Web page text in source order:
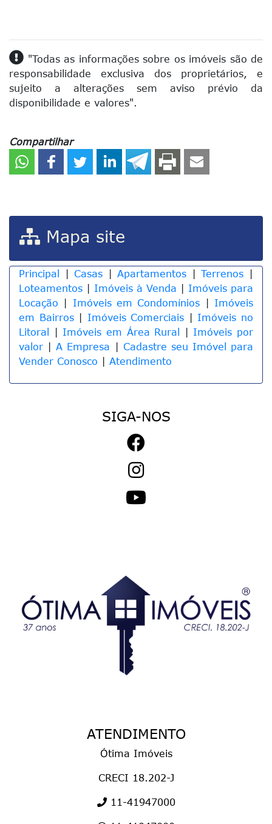
"Todas as informações sobre os imóveis são de
responsabilidade exclusiva dos proprietários, e
sujeito a alterações sem aviso prévio da
disponibilidade e valores".
Compartilhar
Mapa site
Principal Casas |Apartamentos |Terrenos
Loteamentos
Imóveis à Venda
Imóveis para
Locação
Imóveis em Condomínios
Imóveis
em Bairros| Imóveis Comerciais
Imóveis no
Litoral
Imóveis em Área Rural
Imóveis por
valor |A Empresa
Cadastre seu Imóvel para
Vender Conosco
Atendimento
SIGA-NOS
ATENDIMENTO
Ótima Imóveis
CRECI 18.202-J
11-41947000